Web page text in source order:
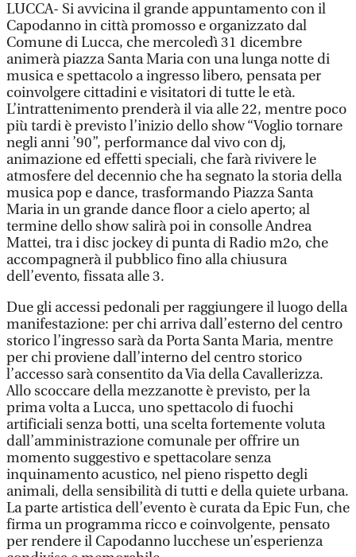
LUCCA- Si avvicina il grande appuntamento con il
Capodanno in città promosso e organizzato dal
Comune di Lucca, che mercoledì 31 dicembre
animerà piazza Santa Maria con una lunga notte di
musica e spettacolo a ingresso libero, pensata per
coinvolgere cittadini e visitatori di tutte le età.
L’intrattenimento prenderà il via alle 22, mentre poco
più tardi è previsto l’inizio dello show “Voglio tornare
negli anni ’90”, performance dal vivo con dj,
animazione ed effetti speciali, che farà rivivere le
atmosfere del decennio che ha segnato la storia della
musica pop e dance, trasformando Piazza Santa
Maria in un grande dance floor a cielo aperto; al
termine dello show salirà poi in consolle Andrea
Mattei, tra i disc jockey di punta di Radio m2o, che
accompagnerà il pubblico fino alla chiusura
dell’evento, fissata alle 3.
Due gli accessi pedonali per raggiungere il luogo della
manifestazione: per chi arriva dall’esterno del centro
storico l’ingresso sarà da Porta Santa Maria, mentre
per chi proviene dall’interno del centro storico
l’accesso sarà consentito da Via della Cavallerizza.
Allo scoccare della mezzanotte è previsto, per la
prima volta a Lucca, uno spettacolo di fuochi
artificiali senza botti, una scelta fortemente voluta
dall’amministrazione comunale per offrire un
momento suggestivo e spettacolare senza
inquinamento acustico, nel pieno rispetto degli
animali, della sensibilità di tutti e della quiete urbana.
La parte artistica dell’evento è curata da Epic Fun, che
firma un programma ricco e coinvolgente, pensato
per rendere il Capodanno lucchese un’esperienza